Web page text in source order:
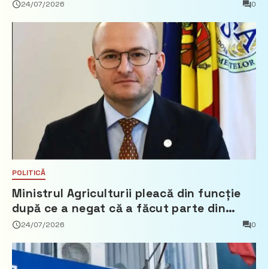
24/07/2026 0
POLITICĂ
Ministrul Agriculturii pleacă din funcție
după ce a negat că a făcut parte din
Partidul Democrat
24/07/2026 0